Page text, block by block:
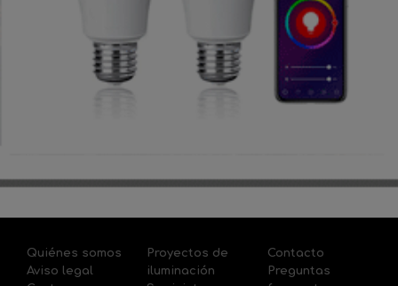
Quiénes somos
Aviso legal
Proyectos de
iluminación
Contacto
Preguntas